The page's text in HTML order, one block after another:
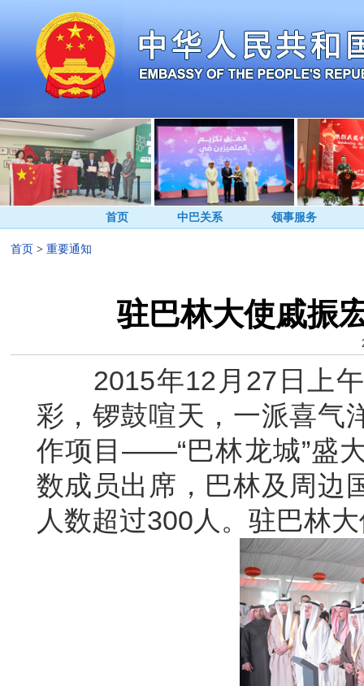
首页 中巴关系 领事服务
首页 > 重要通知
驻巴林大使戚振
2015年12月27日上午
彩，锣鼓喧天，一派喜气
作项目——“巴林龙城”盛
数成员出席，巴林及周边
人数超过300人。驻巴林